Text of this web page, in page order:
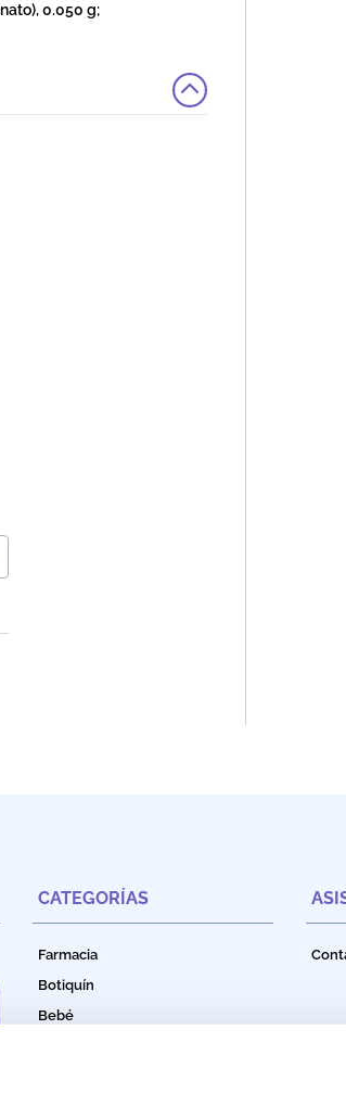
0.050 g;
CATEGORÍAS
Farmacia
Botiquín
Bebé